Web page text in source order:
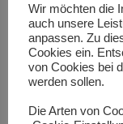
Neueste
Hier die
Leipziger
Wir möchten die
auch unsere
anpassen. Zu
Cookies ein.
von Cookies bei
werden sollen.
Die Arten von